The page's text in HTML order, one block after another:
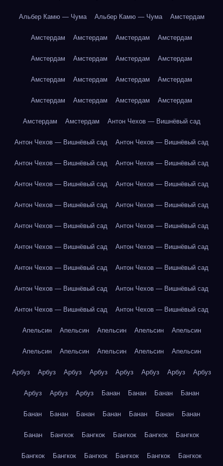
Альбер Камю — Чума Альбер Камю — Чума Амстердам
Амстердам Амстердам Амстердам Амстердам
Амстердам Амстердам Амстердам Амстердам
Амстердам Амстердам Амстердам Амстердам
Амстердам Амстердам Амстердам Амстердам
Амстердам Амстердам Антон Чехов — Вишнёвый сад
Антон Чехов — Вишнёвый сад Антон Чехов — Вишнёвый сад
Антон Чехов — Вишнёвый сад Антон Чехов — Вишнёвый сад
Антон Чехов — Вишнёвый сад Антон Чехов — Вишнёвый сад
Антон Чехов — Вишнёвый сад Антон Чехов — Вишнёвый сад
Антон Чехов — Вишнёвый сад Антон Чехов — Вишнёвый сад
Антон Чехов — Вишнёвый сад Антон Чехов — Вишнёвый сад
Антон Чехов — Вишнёвый сад Антон Чехов — Вишнёвый сад
Антон Чехов — Вишнёвый сад Антон Чехов — Вишнёвый сад
Антон Чехов — Вишнёвый сад Антон Чехов — Вишнёвый сад
Апельсин Апельсин Апельсин Апельсин Апельсин
Апельсин Апельсин Апельсин Апельсин Апельсин
Арбуз Арбуз Арбуз Арбуз Арбуз Арбуз Арбуз Арбуз
Арбуз Арбуз Арбуз Банан Банан Банан Банан
Банан Банан Банан Банан Банан Банан Банан
Банан Бангкок Бангкок Бангкок Бангкок Бангкок
Бангкок Бангкок Бангкок Бангкок Бангкок Бангкок